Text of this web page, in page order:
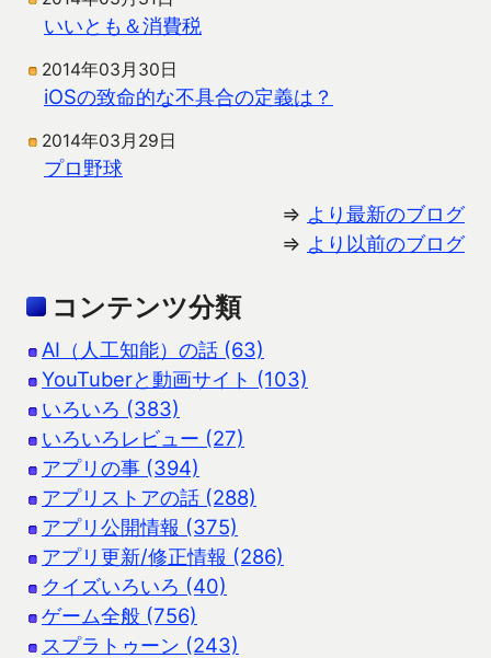
いいとも＆消費税
2014年03月30日
iOSの致命的な不具合の定義は？
2014年03月29日
プロ野球
⇒ より最新のブログ
⇒ より以前のブログ
コンテンツ分類
AI（人工知能）の話 (63)
YouTuberと動画サイト (103)
いろいろ (383)
いろいろレビュー (27)
アプリの事 (394)
アプリストアの話 (288)
アプリ公開情報 (375)
アプリ更新/修正情報 (286)
クイズいろいろ (40)
ゲーム全般 (756)
スプラトゥーン (243)